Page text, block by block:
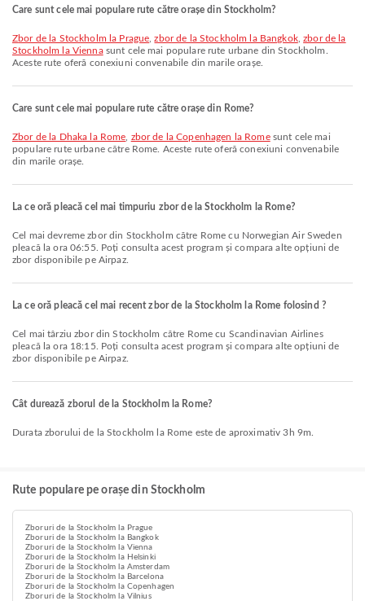
Care sunt cele mai populare rute către orașe din Stockholm?
zbor de la Stockholm la Prague ,zbor de la Stockholm la Bangkok,zbor de la
Stockholm la Viennasunt cele mai populare rute urbane din Stockholm.
Aceste rute oferă conexiuni convenabile din marile orașe.
Care sunt cele mai populare rute către orașe din Rome?
zbor de la Dhaka la Rome zbor de la Copenhagen la Romesunt cele mai
populare rute urbane către Rome. Aceste rute oferă conexiuni convenabile
din marile orașe.
La ce oră pleacă cel mai timpuriu zbor de la Stockholm la Rome?
Cel mai devreme zbor din Stockholm către Rome cu Norwegian Air Sweden
pleacă la ora 06:55. Poți consulta acest program și compara alte opțiuni de
zbor disponibile pe Airpaz.
La ce oră pleacă cel mai recent zbor de la Stockholm la Rome folosind ?
Cel mai târziu zbor din Stockholm către Rome cu Scandinavian Airlines
pleacă la ora 18:15. Poți consulta acest program și compara alte opțiuni de
zbor disponibile pe Airpaz.
Cât durează zborul de la Stockholm la Rome?
Durata zborului de la Stockholm la Rome este de aproximativ 3h 9m.
Rute populare pe orașe din Stockholm
Zboruri de la Stockholm la Prague
Zboruri de la Stockholm la Bangkok
Zboruri de la Stockholm la Vienna
Zboruri de la Stockholm la Helsinki
Zboruri de la Stockholm la Amsterdam
Zboruri de la Stockholm la Barcelona
Zboruri de la Stockholm la Copenhagen
Zboruri de la Stockholm la Vilnius